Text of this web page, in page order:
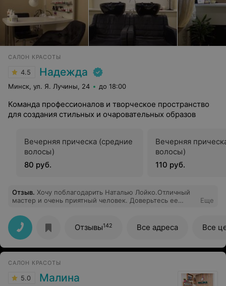
САЛОН КРАСОТЫ
4.5 Надежда
Минск, ул. Я. Лучины, 24 до 18:00
Команда профессионалов и творческое пространство
для создания стильных и очаровательных образов
Вечерняя прическа (средние
волосы)
80 руб.
Вечерняя
волосы)
110 руб.
Отзыв. Хочу поблагодарить Наталью Лойко.Отличный
мастер и очень приятный человек. Доверьтесь ее
Еще
Отзывы142 Все адреса Все
САЛОН КРАСОТЫ
5.0 Малина